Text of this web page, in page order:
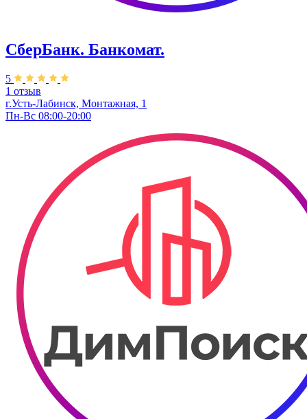
СберБанк. Банкомат.
5
1 отзыв
г.Усть-Лабинск, ​Монтажная, 1
Пн-Вс 08:00-20:00